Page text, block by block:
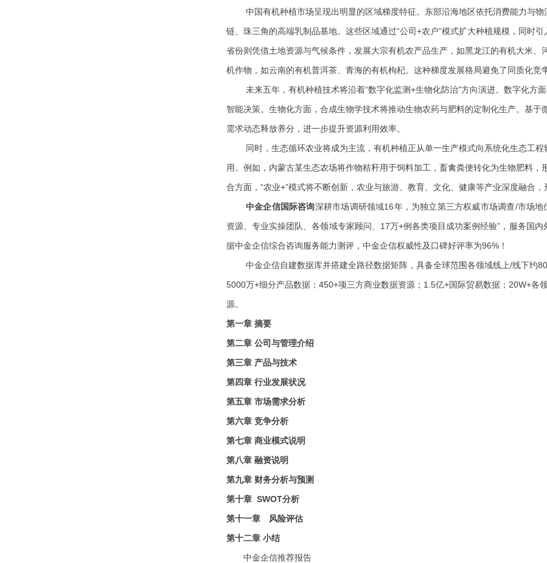
中国有机种植市场呈现出明显的区域梯度特征。东部沿海地区依托消费能力与
链、珠三角的高端乳制品基地。这些区域通过“公司+农户”模式扩大种植规模，同时
省份则凭借土地资源与气候条件，发展大宗有机农产品生产，如黑龙江的有机大米
机作物，如云南的有机普洱茶、青海的有机枸杞。这种梯度发展格局避免了同质化竞
未来五年，有机种植技术将沿着“数字化监测+生物化防治”方向演进。数字化方
智能决策。生物化方面，合成生物学技术将推动生物农药与肥料的定制化生产。基于
需求动态释放养分，进一步提升资源利用效率。
同时， 生态循环农业将成为主流，有机种植正从单一生产模式向系统化生态工程
用。例如，内蒙古某生态农场将作物秸秆用于饲料加工，畜禽粪便转化为生物肥料，
合方面，“农业+”模式将不断创新，农业与旅游、教育、文化、健康等产业深度融合，
中金企信国际咨询深耕市场调研领域16年，为独立第三方权威市场调查/市场地
资源、专业实操团队、各领域专家顾问、 17万+例各类项目成功案例经验”， 服务国内
据中金企信综合咨询服务能力测评，中金企信权威性及口碑好评率为96%！
中金企信自建数据库并搭建全路径数据矩阵，具备全球范围各领域线上/线下约
5000万+细分产品数据；450+项三方商业数据资源；1.5亿+国际贸易数据；20W+各
源。
第一章 摘要
第二章 公司与管理介绍
第三章 产品与技术
第四章 行业发展状况
第五章 市场需求分析
第六章 竞争分析
第七章 商业模式说明
第八章 融资说明
第九章 财务分析与预测
第十章 SWOT分析
第十一章 风险评估
第十二章 小结
中金企信推荐报告